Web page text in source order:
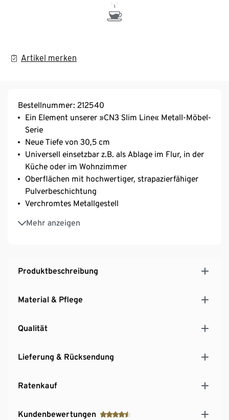
Artikel merken
Bestellnummer: 212540
Ein Element unserer »CN3 Slim Line« Metall-Möbel-
Serie
Neue Tiefe von 30,5 cm
Universell einsetzbar z.B. als Ablage im Flur, in der
Küche oder im Wohnzimmer
Oberflächen mit hochwertiger, strapazierfähiger
Pulverbeschichtung
Verchromtes Metallgestell
Mehr anzeigen
Inkl. höhenverstellbarer Kunststofffüße – fester
Stand auch auf unebenen Flächen
Produktbeschreibung
Material & Pflege
Qualität
Lieferung & Rücksendung
Ratenkauf
Kundenbewertungen